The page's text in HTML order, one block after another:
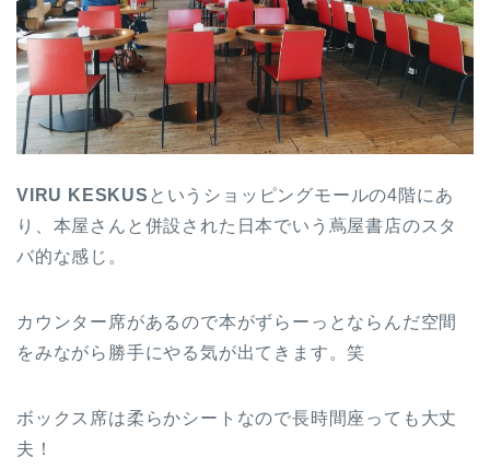
VIRU KESKUS というショッピングモールの4階にあ
り、本屋さんと併設された日本でいう蔦屋書店のスタ
バ的な感じ。
カウンター席があるので本がずらーっとならんだ空間
をみながら勝手にやる気が出てきます。笑
ボックス席は柔らかシートなので長時間座っても大丈
夫！